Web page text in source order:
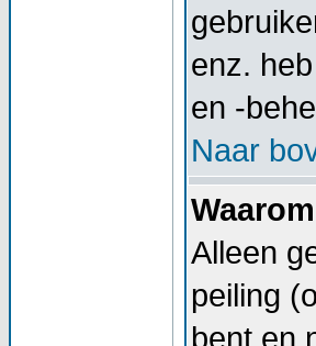
enz.
en -
Naar
Alleen
peiling
bent en